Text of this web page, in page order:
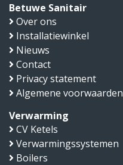
Betuwe Sanitair
Over ons
Installatiewinkel
Nieuws
Contact
Privacy statement
Algemene voorwaarden
Verwarming
CV Ketels
Verwarmingssystemen
Boilers